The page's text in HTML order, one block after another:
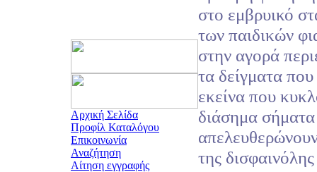
Αρχική Σελίδα
Προφίλ Καταλόγου
Επικοινωνία
Αναζήτηση
Αίτηση εγγραφής
στο εμβρυικό
των παιδικών
στην αγορά
τα δείγματα
εκείνα που
διάσημα
της